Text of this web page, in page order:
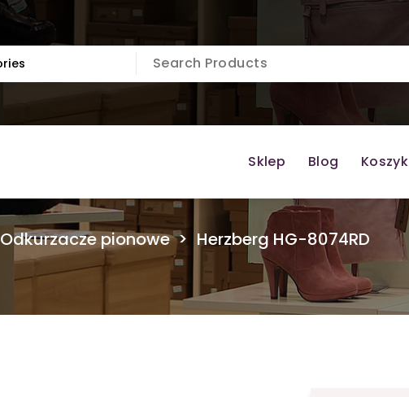
Sklep Blog Koszyk
Odkurzacze pionowe> Herzberg HG-8074RD